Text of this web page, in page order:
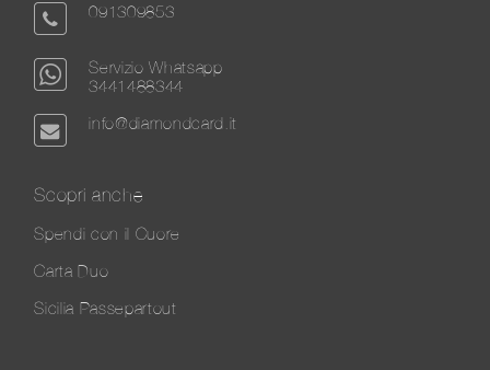
091309853
Servizio Whatsapp
3441488344
info@diamondcard.it
Scopri anche
Spendi con il Cuore
Carta Duo
Sicilia Passepartout